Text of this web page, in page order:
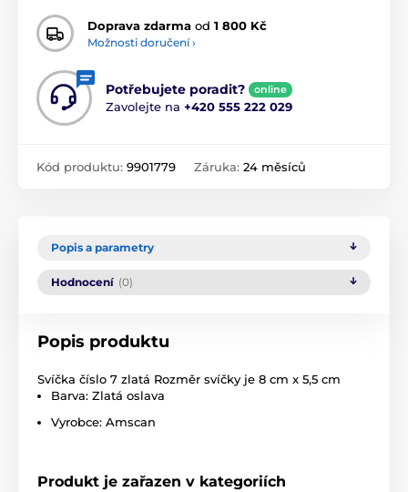
Doprava zdarma od 1 800 Kč
Možnosti doručení ›
Potřebujete poradit? online
Zavolejte na +420 555 222 029
Kód produktu: 9901779 Záruka: 24 měsíců
Popis a parametry
Hodnocení (0)
Popis produktu
Svíčka číslo 7 zlatá Rozměr svíčky je 8 cm x 5,5 cm
Barva: Zlatá oslava
Vyrobce: Amscan
Produkt je zařazen v kategoriích